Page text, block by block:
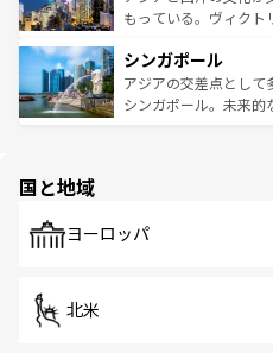
が旅行者を迎えてくれ
参照してほしい。
いビーチでリゾート気
激する。気候は一年中
が待っている。親しみ
た文化、そして多様な
もっている。ヴィクト
み、どこを訪れても感
ており、効率よく見ど
うな絶景から文化的な
シンガポール
アジアの交差点として
シンガポール。未来的
で、ホーカーズは地元
国と地域
ヨーロッパ
北米